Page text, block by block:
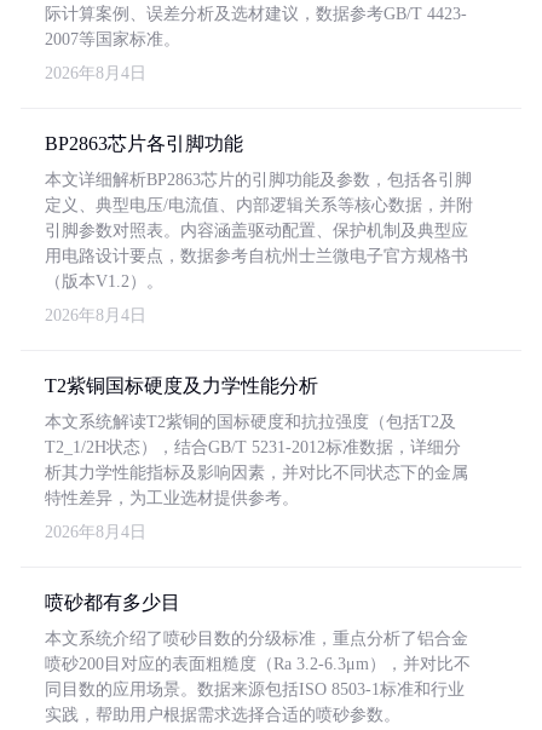
际计算案例、误差分析及选材建议，数据参考GB/T 4423-
2007等国家标准。
2026年8月4日
BP2863芯片各引脚功能
本文详细解析BP2863芯片的引脚功能及参数，包括各引脚
定义、典型电压/电流值、内部逻辑关系等核心数据，并附
引脚参数对照表。内容涵盖驱动配置、保护机制及典型应
用电路设计要点，数据参考自杭州士兰微电子官方规格书
（版本V1.2）。
2026年8月4日
T2紫铜国标硬度及力学性能分析
本文系统解读T2紫铜的国标硬度和抗拉强度（包括T2及
T2_1/2H状态），结合GB/T 5231-2012标准数据，详细分
析其力学性能指标及影响因素，并对比不同状态下的金属
特性差异，为工业选材提供参考。
2026年8月4日
喷砂都有多少目
本文系统介绍了喷砂目数的分级标准，重点分析了铝合金
喷砂200目对应的表面粗糙度（Ra 3.2-6.3μm），并对比不
同目数的应用场景。数据来源包括ISO 8503-1标准和行业
实践，帮助用户根据需求选择合适的喷砂参数。